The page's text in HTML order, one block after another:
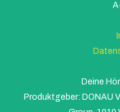
Deine
Produktgeber: DONAU